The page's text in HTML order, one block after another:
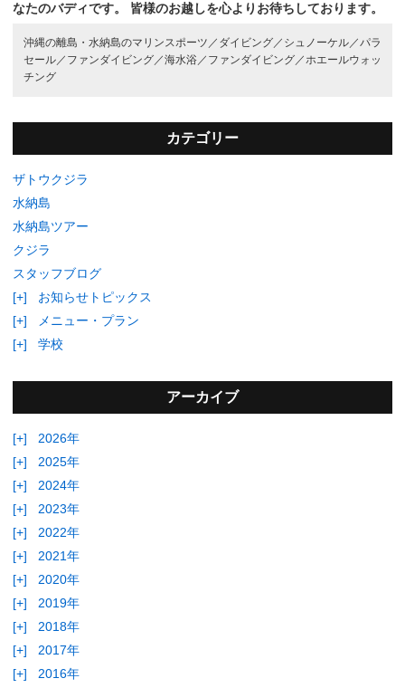
なたのバディです。
皆様のお越しを心よりお待ちしております。
沖縄の離島・水納島のマリンスポーツ／ ダイビング／ シュノーケル／ パラ
セール／ ファンダイビング／海水浴／ ファンダイビング／ ホエールウォッ
チング
カテゴリー
ザトウクジラ
水納島
水納島ツアー
クジラ
スタッフブログ
[+]
お知らせトピックス
[+]
メニュー・プラン
[+]
学校
アーカイブ
[+]
2026年
[+]
2025年
[+]
2024年
[+]
2023年
[+]
2022年
[+]
2021年
[+]
2020年
[+]
2019年
[+]
2018年
[+]
2017年
[+]
2016年